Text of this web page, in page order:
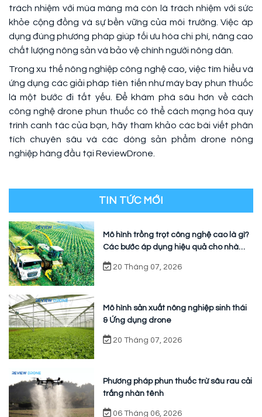
trách nhiệm với mùa màng mà còn là trách nhiệm với sức
khỏe cộng đồng và sự bền vững của môi trường. Việc áp
dụng đúng phương pháp giúp tối ưu hóa chi phí, nâng cao
chất lượng nông sản và bảo vệ chính người nông dân.
Trong xu thế nông nghiệp công nghệ cao, việc tìm hiểu và
ứng dụng các giải pháp tiên tiến như máy bay phun thuốc
là một bước đi tất yếu. Để khám phá sâu hơn về cách
công nghệ drone phun thuốc có thể cách mạng hóa quy
trình canh tác của bạn, hãy tham khảo các bài viết phân
tích chuyên sâu và các dòng sản phẩm drone nông
nghiệp hàng đầu tại ReviewDrone.
TIN TỨC MỚI
Mô hình trồng trọt công nghệ cao là gì?
Các bước áp dụng hiệu quả cho nhà
vườn
20 Tháng 07, 2026
Mô hình sản xuất nông nghiệp sinh thái
& Ứng dụng drone
20 Tháng 07, 2026
Phương pháp phun thuốc trừ sâu rau cải
trắng nhàn tênh
06 Tháng 06, 2026